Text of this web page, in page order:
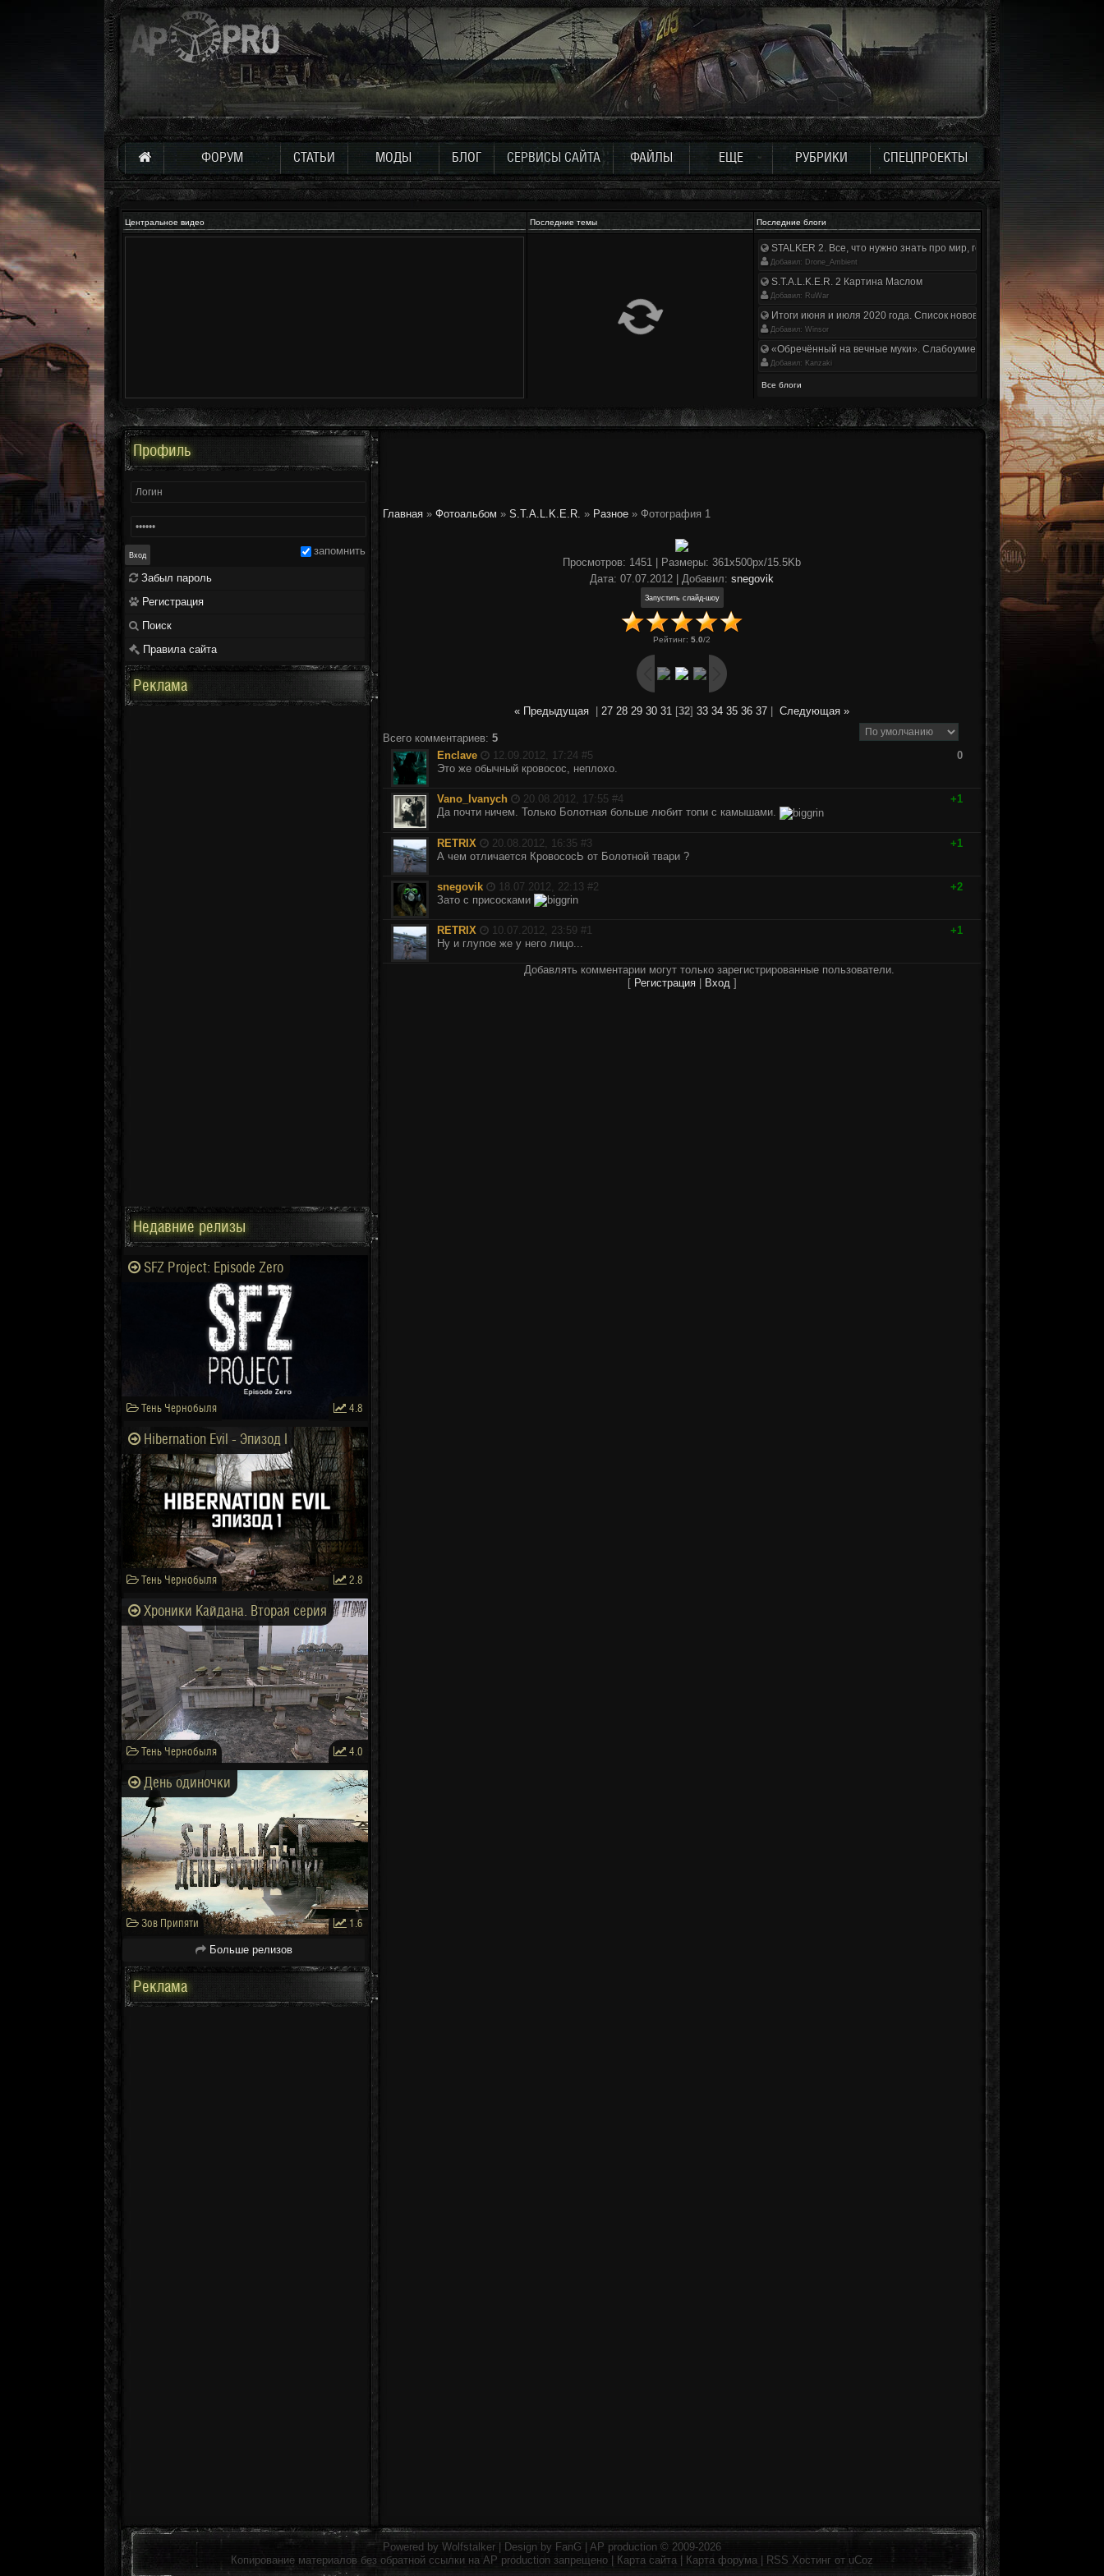
ФОРУМ СТАТЬИ МОДЫ БЛОГ СЕРВИСЫ САЙТА ФАЙЛЫ ЕЩЕ РУБРИКИ СПЕЦПРОЕКТЫ
Центральное видео Последние темы Последние блоги
STALKER 2. Все, что нужно знать про мир, геймплей и сюжет | Разбор
Добавил: Drone_Ambient
S.T.A.L.K.E.R. 2 Картина Маслом
Добавил: RuWar
Итоги июня и июля 2020 года. Список нововведений
Добавил: Winsor
«Обречённый на вечные муки». Слабоумие и отвага
Добавил: Kanzaki
Все блоги
Главная » Фотоальбом » S.T.A.L.K.E.R. » Разное » Фотография 1
Просмотров: 1451 | Размеры: 361x500px/15.5Kb
Дата: 07.07.2012 | Добавил: snegovik
Рейтинг: 5.0/2
« Предыдущая 27 28 29 30 31 [32] 33 34 35 36 37 Следующая »
Всего комментариев: 5
Enclave
12.09.2012, 17:24 #5
0
Это же обычный кровосос, неплохо.
Vano_Ivanych 20.08.2012, 17:55 #4
+1
Да почти ничем. Только Болотная больше любит топи с камышами.
RETRIX 20.08.2012, 16:35 #3
+1
А чем отличается КровососЬ от Болотной твари ?
snegovik 18.07.2012, 22:13 #2
+2
Зато с присосками
RETRIX 10.07.2012, 23:59 #1
+1
Ну и глупое же у него лицо...
Добавлять комментарии могут только зарегистрированные пользователи.
[ Регистрация| Вход]
Профиль
запомнить
Забыл пароль
Регистрация
Поиск
Правила сайта
Реклама
Недавние релизы
SFZ Project: Episode Zero
Тень Чернобыля 4.8
Hibernation Evil - Эпизод I
Тень Чернобыля 2.8
Хроники Кайдана. Вторая серия
Тень Чернобыля 4.0
День одиночки
Зов Припяти 1.6
Больше релизов
Реклама
Powered by Wolfstalker | Design by FanG AP production © 2009-2026
Копирование материалов без обратной ссылки на AP production запрещено | Карта сайта Карта форума RSS Хостинг от uCoz